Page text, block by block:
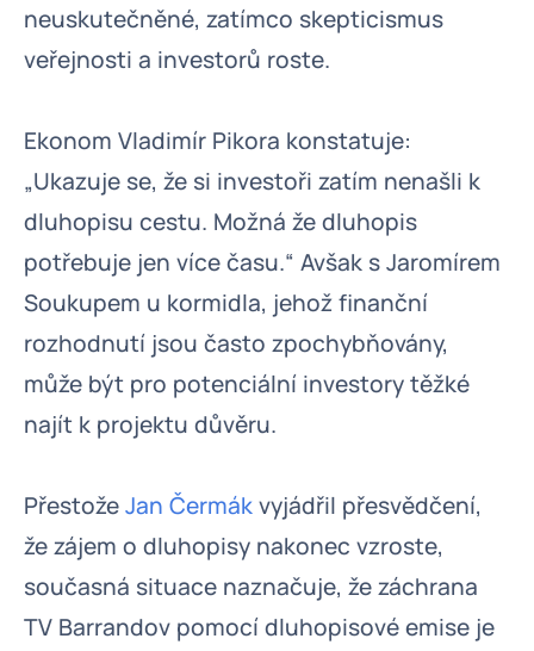
neuskutečněné, zatímco skepticismus
veřejnosti a investorů roste.
Ekonom Vladimír Pikora konstatuje:
„Ukazuje se, že si investoři zatím nenašli k
dluhopisu cestu. Možná že dluhopis
potřebuje jen více času.“ Avšak s Jaromírem
Soukupem u kormidla, jehož finanční
rozhodnutí jsou často zpochybňovány,
může být pro potenciální investory těžké
najít k projektu důvěru.
PřestožeJan Čermákvyjádřil přesvědčení,
že zájem o dluhopisy nakonec vzroste,
současná situace naznačuje, že záchrana
TV Barrandov pomocí dluhopisové emise je